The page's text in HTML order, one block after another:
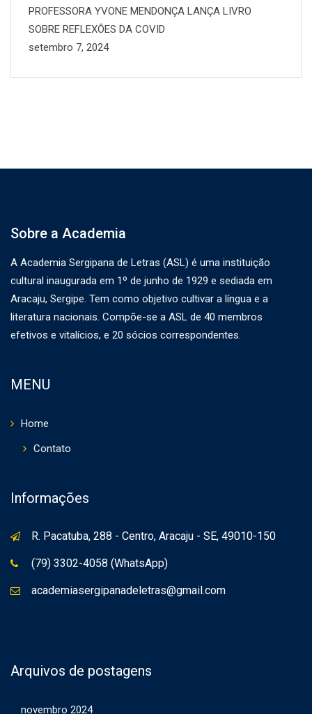
PROFESSORA YVONE MENDONÇA LANÇA LIVRO
SOBRE REFLEXÕES DA COVID
setembro 7, 2024
Sobre a Academia
A Academia Sergipana de Letras (ASL) é uma instituição
cultural inaugurada em 1º de junho de 1929 e sediada em
Aracaju, Sergipe. Tem como objetivo cultivar a língua e a
literatura nacionais. Compõe-se a ASL de 40 membros
efetivos e vitalícios, e 20 sócios correspondentes.
MENU
Home
Contato
Informações
R. Pacatuba, 288 - Centro, Aracaju - SE, 49010-150
(79) 3302-4058 (WhatsApp)
academiasergipanadeletras@gmail.com
Arquivos de postagens
novembro 2024